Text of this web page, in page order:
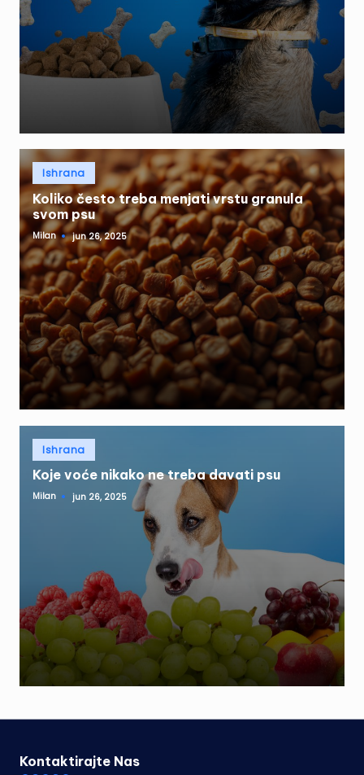
Posted
inIshrana
Koliko često treba menjati vrstu granula
svom psu
Posted
by
Milan jun 26, 2025
Posted
Ishrana
Koje voće nikako ne treba davati psu
Posted
Milan jun 26, 2025
Kontaktirajte Nas